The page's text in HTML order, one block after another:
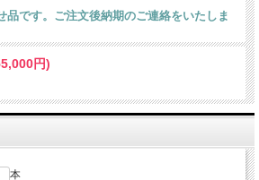
です。ご注文後納期のご連絡をいたしま
円)
本